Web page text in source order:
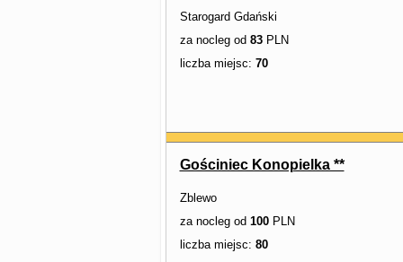
Starogard Gdański
za nocleg od 83PLN
liczba miejsc: 70
Gościniec Konopielka **
Zblewo
za nocleg od 100PLN
liczba miejsc: 80